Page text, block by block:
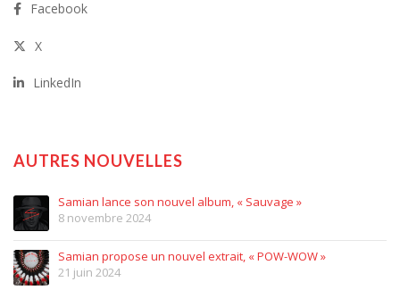
Facebook
X
LinkedIn
AUTRES NOUVELLES
Samian lance son nouvel album, « Sauvage »
8 novembre 2024
Samian propose un nouvel extrait, « POW-WOW »
21 juin 2024